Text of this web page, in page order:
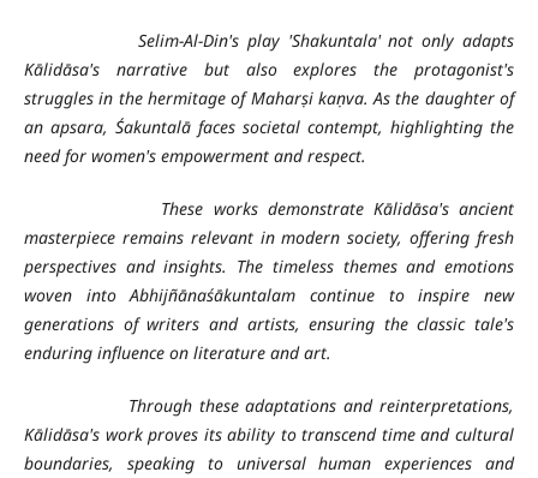
Selim-Al-Din's play 'Shakuntala' not only adapts
Kālidāsa's narrative but also explores the protagonist's
struggles in the hermitage of Maharṣi kaṇva. As the daughter of
an apsara, Śakuntalā faces societal contempt, highlighting the
need for women's empowerment and respect.
These works demonstrate Kālidāsa's ancient
masterpiece remains relevant in modern society, offering fresh
perspectives and insights. The timeless themes and emotions
woven into Abhijñānaśākuntalam continue to inspire new
generations of writers and artists, ensuring the classic tale's
enduring influence on literature and art.
Through these adaptations and reinterpretations,
Kālidāsa's work proves its ability to transcend time and cultural
boundaries, speaking to universal human experiences and